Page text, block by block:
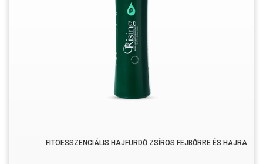
FITOESSZENCIÁLIS HAJFÜRDŐ ZSÍROS FEJBŐRRE ÉS HAJRA